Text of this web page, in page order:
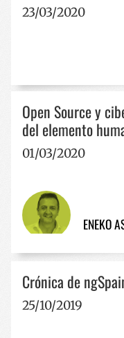
23/03/2020
Open Source y
del elemento
01/03/2020
ENEKO
Crónica de
25/10/2019